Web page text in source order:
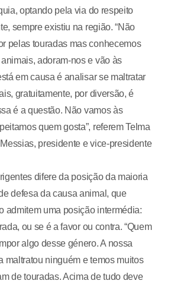
optando pela via do respeito
sempre existiu na região. “Não
pelas touradas mas conhecemos
adoram-nos e vão às
em causa é analisar se maltratar
gratuitamente, por diversão, é
é a questão. Não vamos às
quem gosta”, referem Telma
presidente e vice-presidente
difere da posição da maioria
defesa da causa animal, que
admitem uma posição intermédia:
ou se é a favor ou contra. “Quem
algo desse género. A nossa
maltratou ninguém e temos muitos
de touradas. Acima de tudo deve